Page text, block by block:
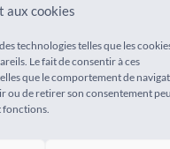
aux cookies
technologies telles que les
Le fait de consentir à ces
que le comportement de
ou de retirer son consentement
fonctions.